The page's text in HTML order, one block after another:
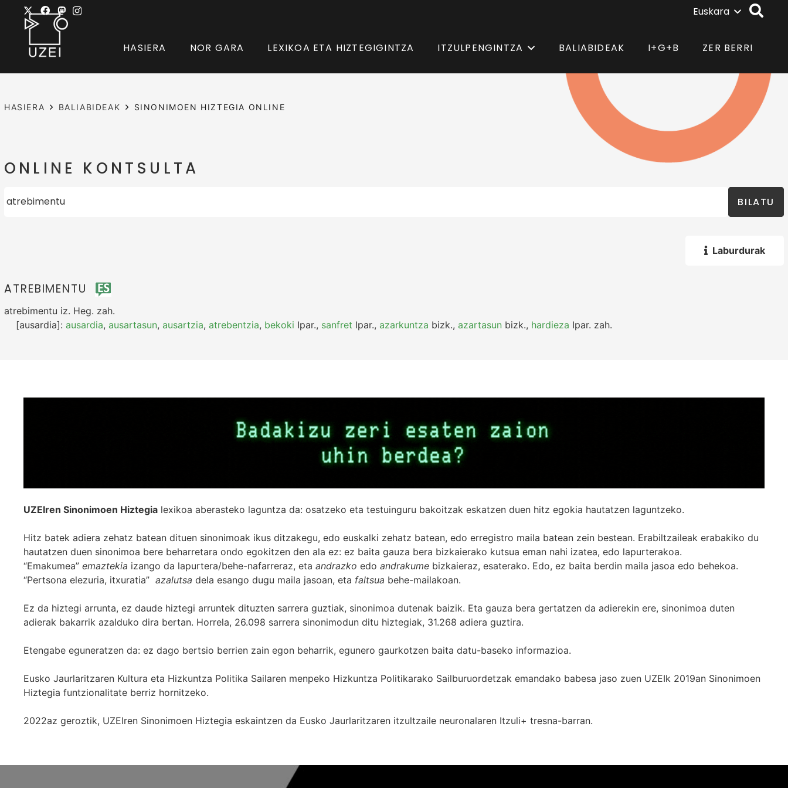
Euskara
HASIERA NOR GARA LEXIKOA ETA HIZTEGIGINTZA ITZULPENGINTZA BALIABIDEAK I+G+B ZER BERRI
HASIERA BALIABIDEAK SINONIMOEN HIZTEGIA ONLINE
ONLINE KONTSULTA
BILATU
Laburdurak
ATREBIMENTU
atrebimentu iz. Heg. zah.
[ausardia]: ausardia, ausartasun, ausartzia, atrebentzia, bekoki Ipar., sanfret Ipar., azarkuntza bizk., azartasun bizk., hardieza Ipar. zah.
UZEIren Sinonimoen Hiztegia lexikoa aberasteko laguntza da: osatzeko eta testuinguru bakoitzak eskatzen duen hitz egokia hautatzen laguntzeko.
Hitz batek adiera zehatz batean dituen sinonimoak ikus ditzakegu, edo euskalki zehatz batean, edo erregistro maila batean zein bestean. Erabiltzaileak erabakiko du
hautatzen duen sinonimoa bere beharretara ondo egokitzen den ala ez: ez baita gauza bera bizkaierako kutsua eman nahi izatea, edo lapurterakoa.
“Emakumea” emaztekia izango da lapurtera/behe-nafarreraz, eta andrazko edo andrakume bizkaieraz, esaterako. Edo, ez baita berdin maila jasoa edo behekoa.
“Pertsona elezuria, itxuratia” azalutsa dela esango dugu maila jasoan, eta faltsua behe-mailakoan.
Ez da hiztegi arrunta, ez daude hiztegi arruntek dituzten sarrera guztiak, sinonimoa dutenak baizik. Eta gauza bera gertatzen da adierekin ere, sinonimoa duten
adierak bakarrik azalduko dira bertan. Horrela, 26.098 sarrera sinonimodun ditu hiztegiak, 31.268 adiera guztira.
Etengabe eguneratzen da: ez dago bertsio berrien zain egon beharrik, egunero gaurkotzen baita datu-baseko informazioa.
Eusko Jaurlaritzaren Kultura eta Hizkuntza Politika Sailaren menpeko Hizkuntza Politikarako Sailburuordetzak emandako babesa jaso zuen UZEIk 2019an Sinonimoen
Hiztegia funtzionalitate berriz hornitzeko.
2022az geroztik, UZEIren Sinonimoen Hiztegia eskaintzen da Eusko Jaurlaritzaren itzultzaile neuronalaren Itzuli+ tresna-barran.